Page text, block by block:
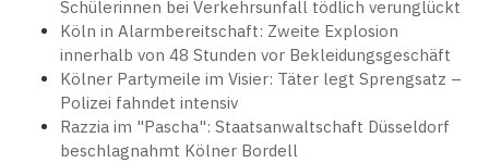
Schülerinnen bei Verkehrsunfall tödlich verunglückt
Köln in Alarmbereitschaft: Zweite Explosion
innerhalb von 48 Stunden vor Bekleidungsgeschäft
Kölner Partymeile im Visier: Täter legt Sprengsatz –
Polizei fahndet intensiv
Razzia im "Pascha": Staatsanwaltschaft Düsseldorf
beschlagnahmt Kölner Bordell